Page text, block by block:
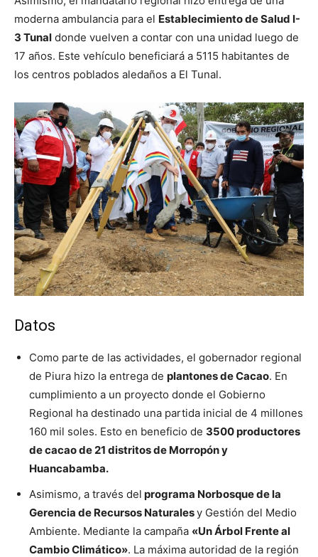
moderna ambulancia para el Establecimiento de Salud I-
3 Tunal donde vuelven a contar con una unidad luego de
17 años. Este vehículo beneficiará a 5115 habitantes de
los centros poblados aledaños a El Tunal.
Datos
Como parte de las actividades, el gobernador regional
de Piura hizo la entrega de plantones de Cacao. En
cumplimiento a un proyecto donde el Gobierno
Regional ha destinado una partida inicial de 4 millones
160 mil soles. Esto en beneficio de 3500 productores
de cacao de 21 distritos de Morropón y
Huancabamba.
Asimismo, a través del programa Norbosque de la
Gerencia de Recursos Naturalesy Gestión del Medio
Ambiente. Mediante la campaña «Un Árbol Frente al
Cambio Climático». La máxima autoridad de la región